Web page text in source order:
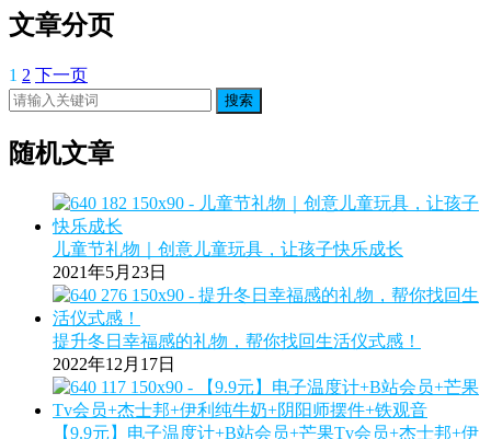
文章分页
1 2 下一页
搜索
随机文章
儿童节礼物｜创意儿童玩具，让孩子快乐成长
2021年5月23日
提升冬日幸福感的礼物，帮你找回生活仪式感！
2022年12月17日
【9.9元】电子温度计+B站会员+芒果Tv会员+杰士邦+伊